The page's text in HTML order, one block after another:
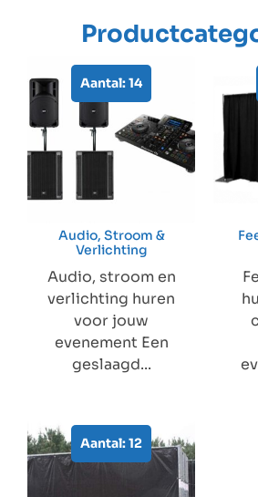
Aantal: 14
Audio, Stroom &
Verlichting
Audio, stroom en
verlichting huren
voor jouw
evenement Een
geslaagd...
Aantal: 12